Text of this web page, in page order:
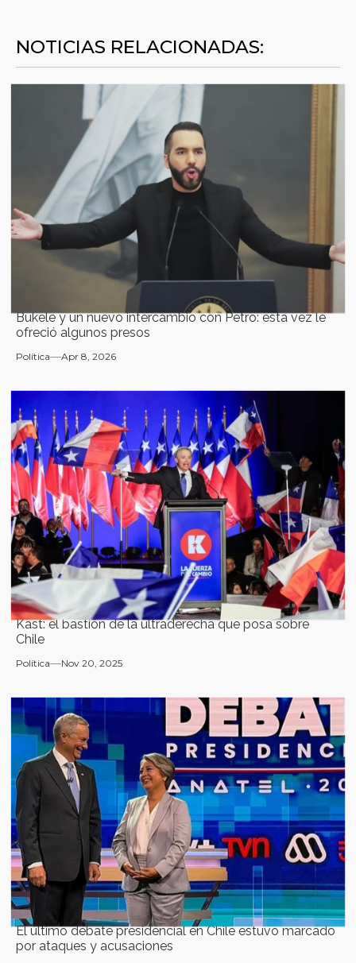
NOTICIAS RELACIONADAS:
Bukele y un nuevo intercambio con Petro: esta vez le
ofreció algunos presos
Política Apr 8, 2026
Kast: el bastión de la ultraderecha que posa sobre
Chile
Política Nov 20, 2025
El último debate presidencial en Chile estuvo marcado
por ataques y acusaciones